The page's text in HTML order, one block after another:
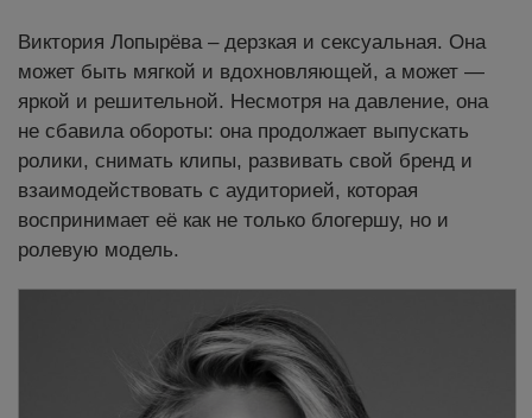
Виктория Лопырёва – дерзкая и сексуальная. Она
может быть мягкой и вдохновляющей, а может —
яркой и решительной. Несмотря на давление, она
не сбавила обороты: она продолжает выпускать
ролики, снимать клипы, развивать свой бренд и
взаимодействовать с аудиторией, которая
воспринимает её как не только блогершу, но и
ролевую модель.